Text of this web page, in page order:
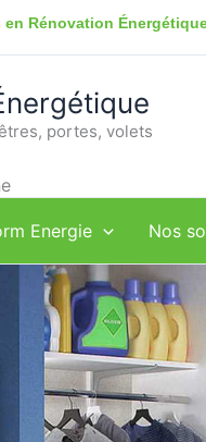
Rénovation
portes, volets
Energie Nos